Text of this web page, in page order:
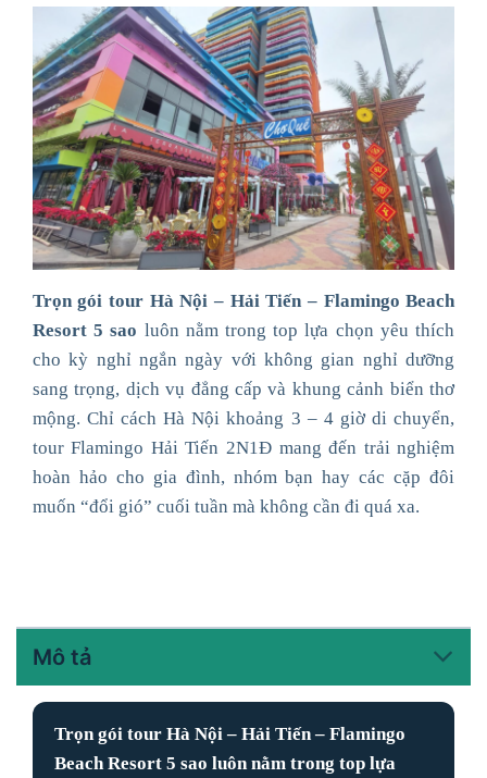
Trọn gói tour Hà Nội – Hải Tiến – Flamingo Beach
Resort 5 sao luôn nằm trong top lựa chọn yêu thích
cho kỳ nghỉ ngắn ngày với không gian nghỉ dưỡng
sang trọng, dịch vụ đẳng cấp và khung cảnh biển thơ
mộng. Chỉ cách Hà Nội khoảng 3 – 4 giờ di chuyển,
tour Flamingo Hải Tiến 2N1Đ mang đến trải nghiệm
hoàn hảo cho gia đình, nhóm bạn hay các cặp đôi
muốn “đổi gió” cuối tuần mà không cần đi quá xa.
Mô tả
Trọn gói tour Hà Nội – Hải Tiến – Flamingo
Beach Resort 5 sao luôn nằm trong top lựa